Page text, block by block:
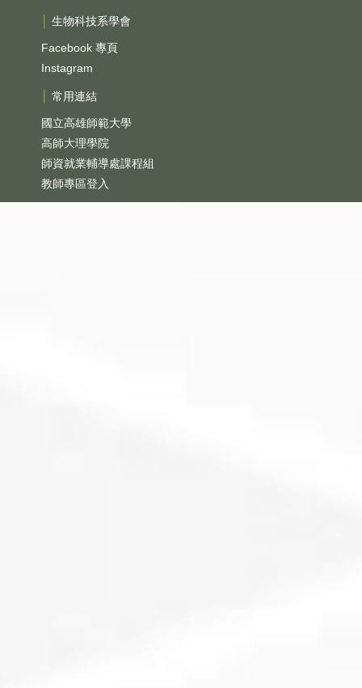
生物科技系學會
Facebook 專頁
Instagram
常用連結
國立高雄師範大學
高師大理學院
師資就業輔導處課程組
教師專區登入